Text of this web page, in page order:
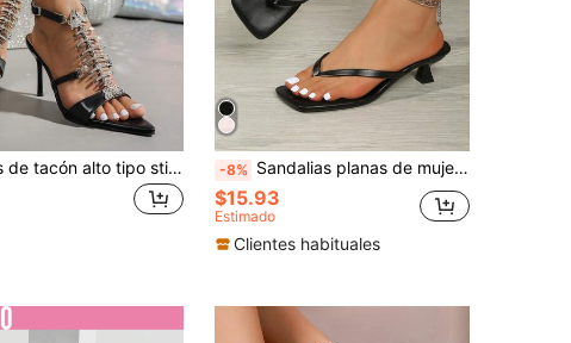
Sandalias de tacón alto tipo stiletto con pedrería y diseño de espina de pescado para mujer - Tacones altos tipo gladiador con punta puntiaguda y correa de tobillo en color negro, adecuadas para fiestas y bodas -8% Sandalias planas de mujer con punta cuadrada y correa ancha, sandalias de tacón de gatito con correa fina tipo slip-on, estilo versátil
$15.93
Estimado
Clientes habituales